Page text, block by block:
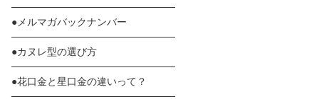
───────────────────────
●メルマガバックナンバー
───────────────────────
●カヌレ型の選び方
───────────────────────
●花口金と星口金の違いって？
───────────────────────